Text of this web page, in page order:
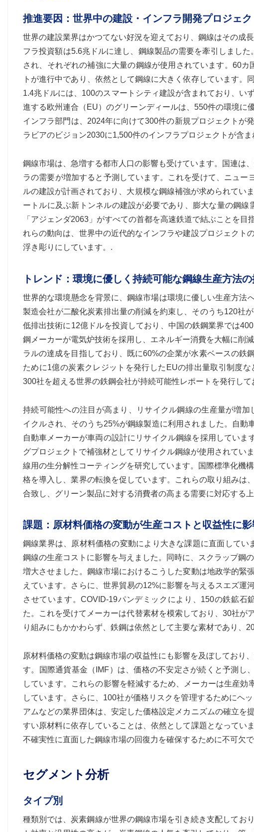
推進要因：世界中の建設・インフラ開発プロジェ
世界の建設業界はかつてない好況を迎えており、鋼線はその成
フラ投資額は5.6兆ドルに達し、鋼線製品の需要を牽引しまし
され、それぞれの補強に大量の鋼線が使用されています。60
トが進行中であり、依然として鋼線に大きく依存しています
1.4兆ドルには、100のスマートシティ建設が含まれており、
進する欧州連合（EU）のグリーンディールは、550件の環境
インフラ部門は、2024年に向けて300件の新規プロジェクトが
ラビアのビジョン2030に1,500件のインフラプロジェクトが含
鋼線市場は、急増する都市人口の影響も受けています。国連は
ラの需要が増加すると予測しています。これを受けて、ニュ
ルの建設が計画されており、大規模な鋼線補強が求められてい
ートルに及ぶ新トンネルの建設が必要であり、膨大な量の鋼
「アジェンダ2063」がすべての首都を高速鉄道で結ぶことを
れらの動向は、世界中の近代的なインフラや建設プロジェク
浮き彫りにしています。.
トレンド：環境に優しく持続可能な鋼線生産方法
世界的な環境懸念を背景に、鋼線市場は環境に優しい生産方
製造会社が二酸化炭素排出量の削減を約束し、そのうち120社
低排出技術に12億ドルを投資しており、中国の鉄鋼業界では
鋼メーカーが電気炉技術を採用し、エネルギー消費を大幅に削
ラルの達成を目指しており、既に60%の企業が水素ベースの
ために1億の炭素クレジットを発行したEUの排出量取引制度
300社を超える世界の鉄鋼会社が持続可能性レポートを発行し
持続可能性への注目が高まり、リサイクル鋼線の生産量が増
イクルされ、そのうち25%が鋼線製造に利用されました。自
自動車メーカーが車両の設計にリサイクル鋼線を採用してい
グプロジェクトで補強材としてリサイクル鋼線が使用されてい
線用の生分解性コーティングを研究しています。国際標準化機
格を導入し、業界の転換を促しています。これらの取り組みは
合致し、グリーン製品に対する消費者の高まる需要に対応する
課題：原材料価格の変動が生産コストと収益性に
鋼線業界は、原材料価格の変動により大きな課題に直面して
鋼線の生産コストに影響を与えました。同時に、スクラップ鋼
増大させました。鋼線市場におけるこうした変動は地政学的緊
えています。さらに、世界貿易の12%に影響を与えるスエズ
させています。COVID-19パンデミックにより、150の鉄鉱
た。これを受けてメーカーは代替素材を模索しており、30社
り組みにもかかわらず、鉄鋼は依然として主要な素材であり、
原材料価格の変動は鋼線市場の収益性にも影響を及ぼしており
す。国際通貨基金（IMF）は、価格の不安定さが続くと予測し
しています。これらの影響を軽減するため、メーカーは生産
しています。さらに、100社が価格リスクを管理するためにヘ
アムなどの業界団体は、安定した価格設定メカニズムの確立
すい原材料に依存していることは、依然として課題となってい
不確実性に直面した鋼線市場の回復力を確保するために不可欠
セグメント分析
タイプ別
種類別では、炭素鋼線が世界の鋼線市場を引き続き支配してお